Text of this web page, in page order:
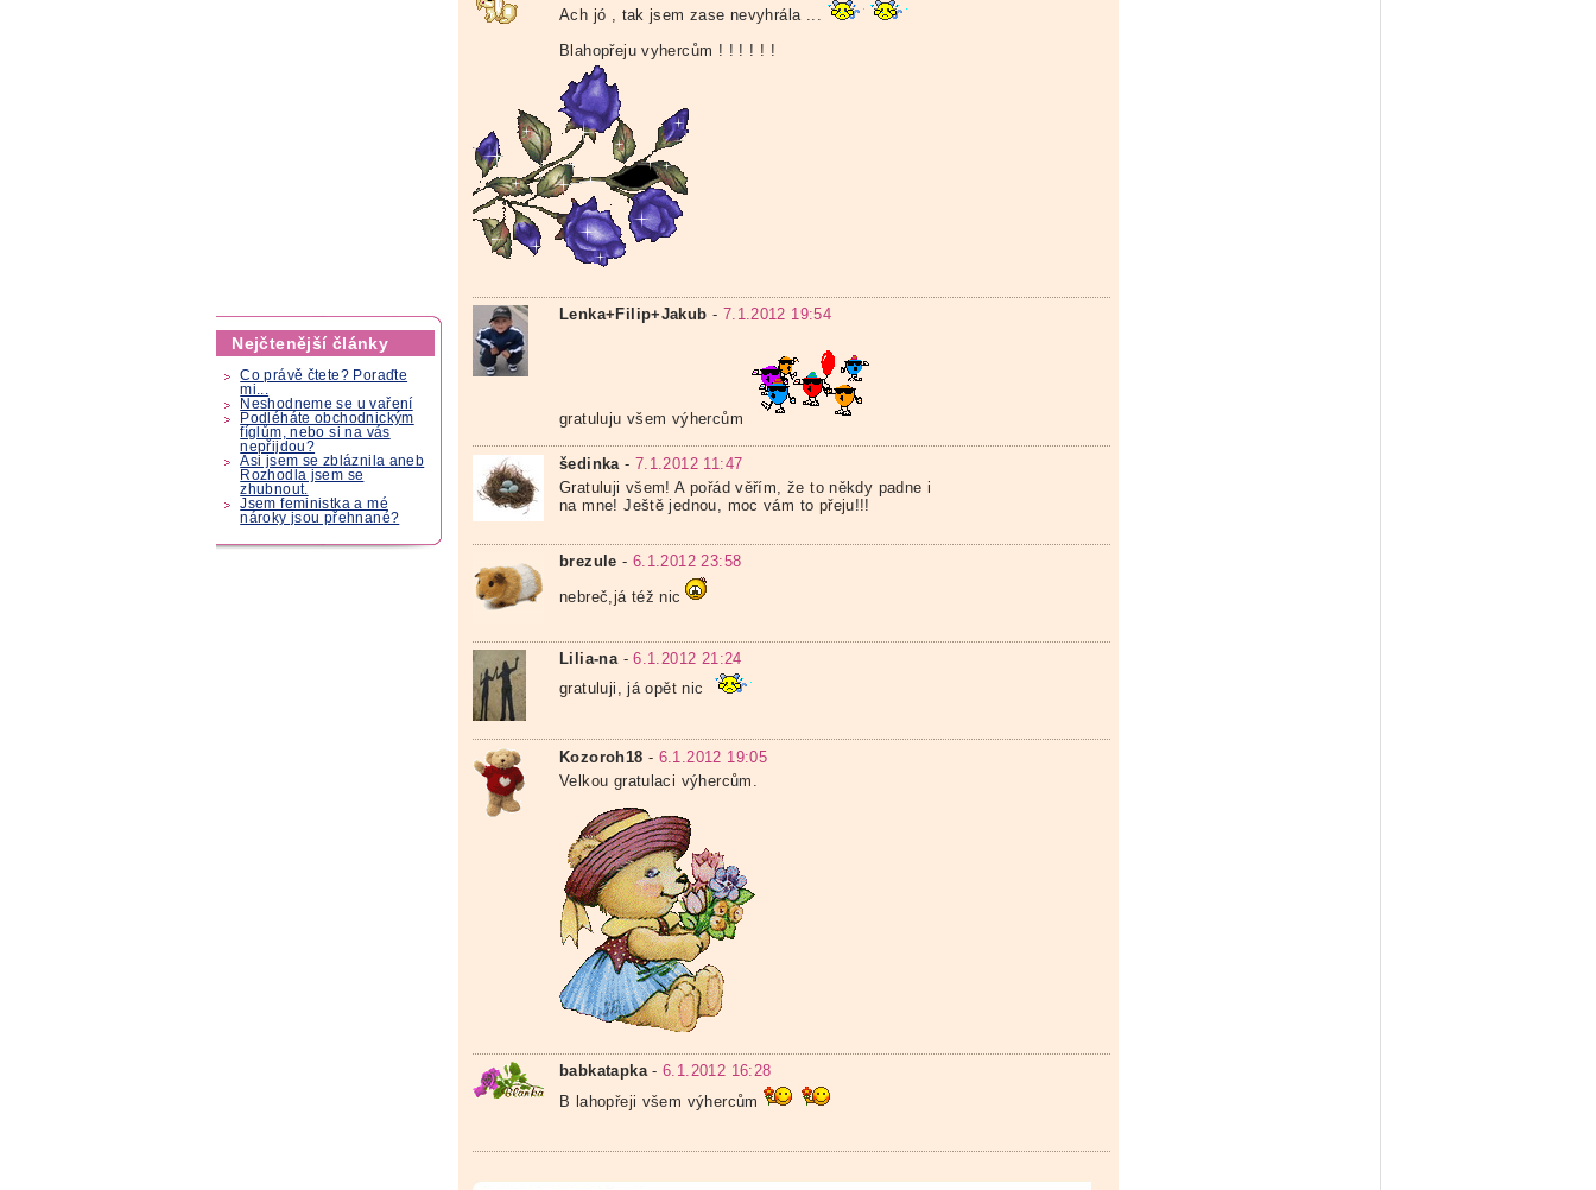
Nejčtenější články
Co právě čtete? Poraďte
mi...
Neshodneme se u vaření
Podléháte obchodnickým
fíglům, nebo si na vás
nepřijdou?
Asi jsem se zbláznila aneb
Rozhodla jsem se
zhubnout.
Jsem feministka a mé
nároky jsou přehnané?
Ach jó , tak jsem zase nevyhrála ...
Blahopřeju vyhercům ! ! ! ! ! !
Lenka+Filip+Jakub - 7.1.2012 19:54
gratuluju všem výhercům
šedinka - 7.1.2012 11:47
Gratuluji všem! A pořád věřím, že to někdy padne i
na mne! Ještě jednou, moc vám to přeju!!!
brezule - 6.1.2012 23:58
nebreč,já též nic
Lilia-na-6.1.2012 21:24
gratuluji, já opět nic
Kozoroh18 - 6.1.2012 19:05
Velkou gratulaci výhercům.
babkatapka-6.1.2012 16:28
B lahopřeji všem výhercům